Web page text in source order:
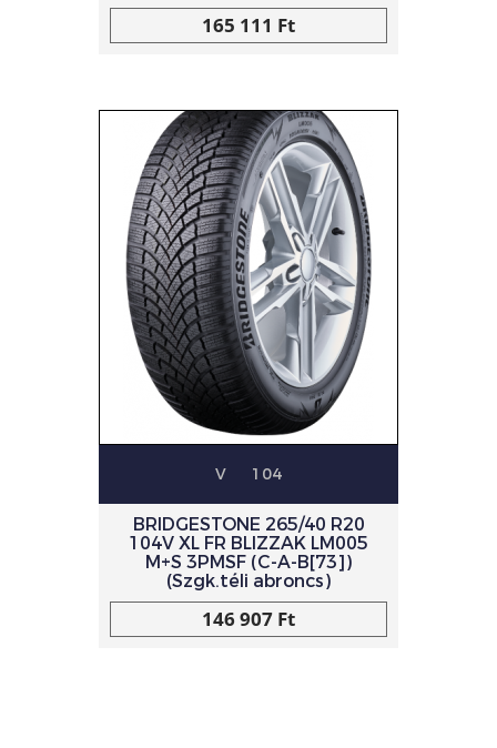
165 111 Ft
V 104
BRIDGESTONE 265/40 R20
104V XL FR BLIZZAK LM005
M+S 3PMSF (C-A-B[73])
(Szgk.téli abroncs)
146 907 Ft